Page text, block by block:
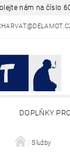
nám na číslo
DOPLŇKY
ČLÁNKY A
Služby